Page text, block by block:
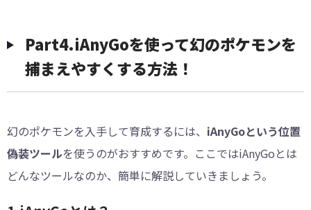
Part4.iAnyGoを使って幻のポケモンを
捕まえやすくする方法！
幻のポケモンを入手して育成するには、 iAnyGoという位置
偽装ツールを使うのがおすすめです。ここではiAnyGoとは
どんなツールなのか、簡単に解説していきましょう。